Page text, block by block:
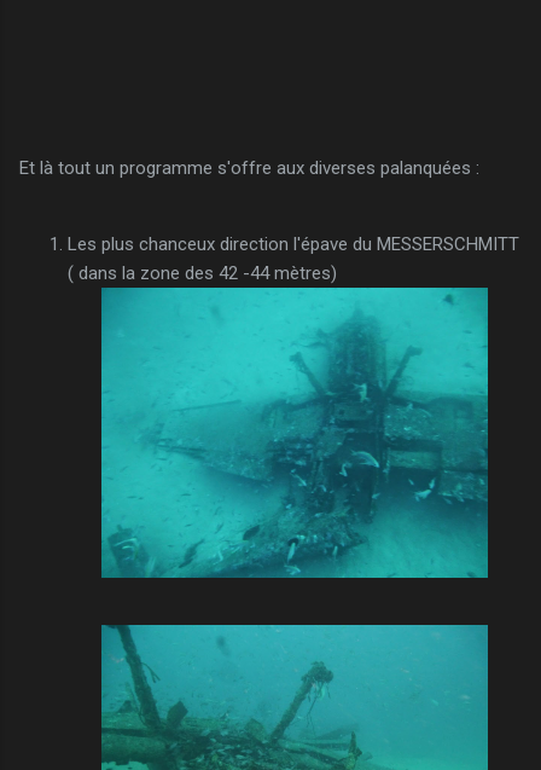
Et là tout un programme s'offre aux diverses palanquées :
Les plus chanceux direction l'épave du MESSERSCHMITT
( dans la zone des 42 -44 mètres)